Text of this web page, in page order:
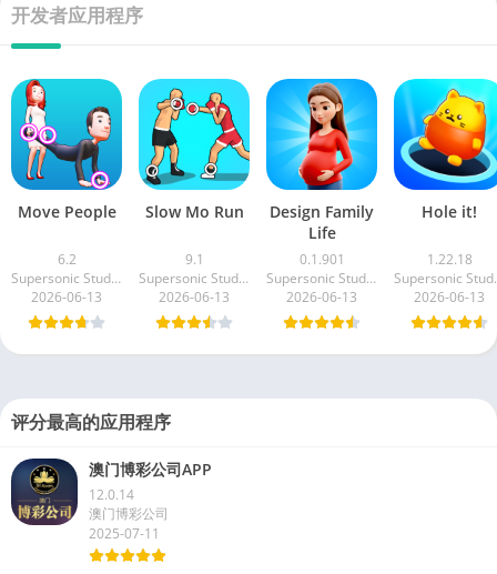
开发者应用程序
Move People
6.2
Supersonic Studios LTD
2026-06-13
Slow Mo Run
9.1
Supersonic Studios LTD
2026-06-13
Design Family
Life
0.1.901
Supersonic Studios LTD
2026-06-13
Hole it!
1.22.18
2026-06-13
评分最高的应用程序
澳门博彩公司APP
12.0.14
澳门博彩公司
2025-07-11